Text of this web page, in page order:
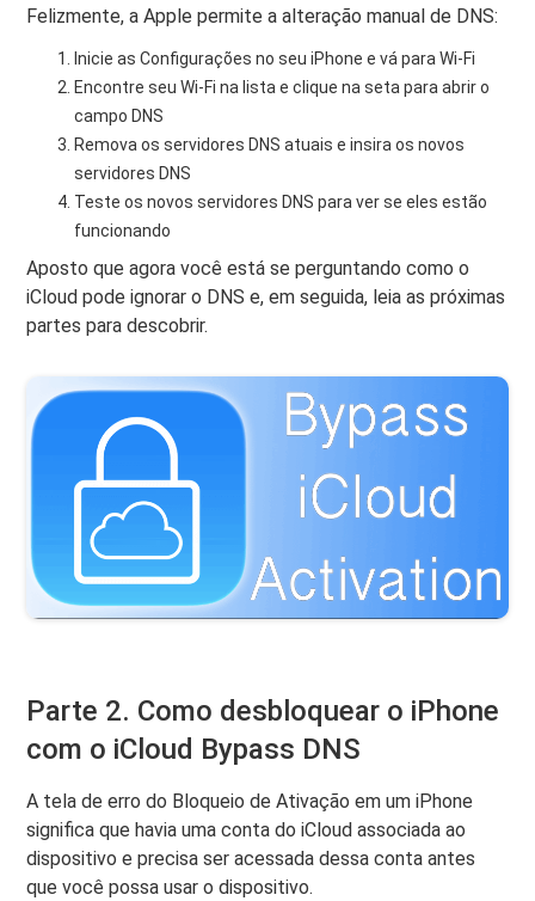
Felizmente, a Apple permite a alteração manual de DNS:
Inicie as Configurações no seu iPhone e vá para Wi-Fi
Encontre seu Wi-Fi na lista e clique na seta para abrir o
campo DNS
Remova os servidores DNS atuais e insira os novos
servidores DNS
Teste os novos servidores DNS para ver se eles estão
funcionando
Aposto que agora você está se perguntando como o
iCloud pode ignorar o DNS e, em seguida, leia as próximas
partes para descobrir.
Parte 2. Como desbloquear o iPhone
com o iCloud Bypass DNS
A tela de erro do Bloqueio de Ativação em um iPhone
significa que havia uma conta do iCloud associada ao
dispositivo e precisa ser acessada dessa conta antes
que você possa usar o dispositivo.